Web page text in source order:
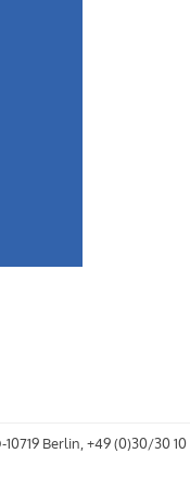
10719 Berlin, +49 (0)30/30